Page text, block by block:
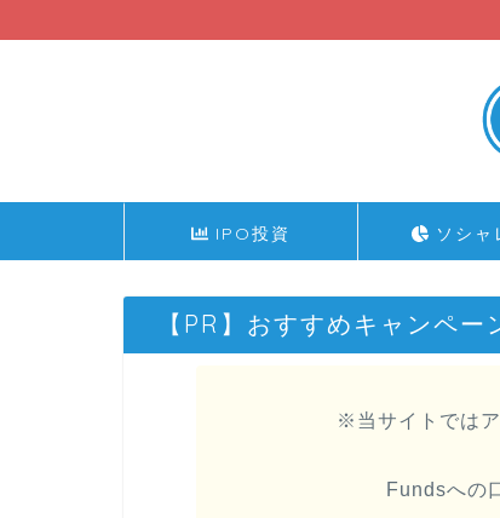
IPO投資 ソシャ
【PR】おすすめキャンペー
※当サイトでは
Fundsへの